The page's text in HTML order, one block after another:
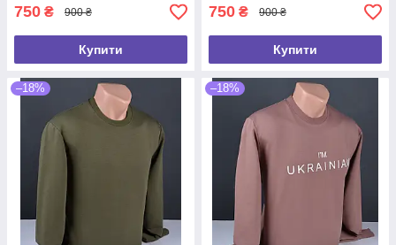
750 ₴ 900 ₴
Купити
750 ₴ 900 ₴
Купити
–18% –18%